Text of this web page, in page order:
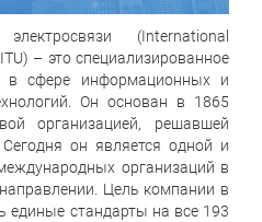
(International
– это специализированное
в сфере информационных и
Он основан в 1865
организацией, решавшей
он является одной и
организаций в
Цель компании в
единые стандарты на все 193